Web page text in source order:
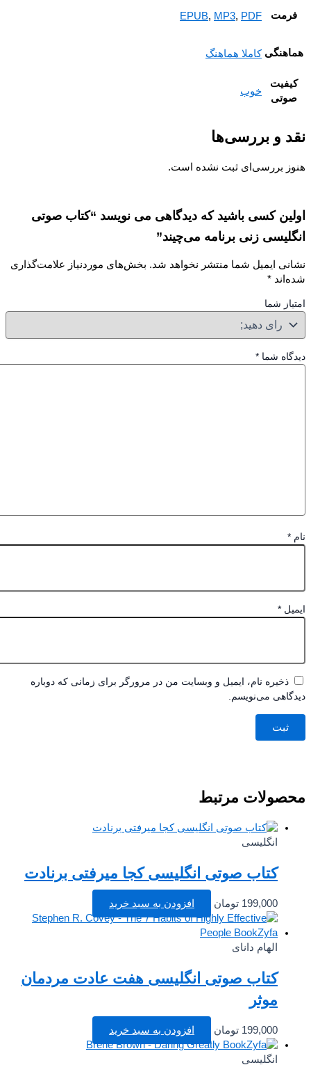
EPUB,MP3,PDF
کاملا هماهنگ
خوب
و بررسی‌ها
بررسی‌ای ثبت نشده است.
کسی باشید که دیدگاهی می نویسد “کتاب صوتی
زنی برنامه می‌چیند”
ایمیل شما منتشر نخواهد شد. بخش‌های موردنیاز علامت‌گذاری
*
شما
شما *
*
ذخیره نام، ایمیل و وبسایت من در مرورگر برای زمانی که دوباره
می‌نویسم.
مرتبط
انگلیسی
کتاب صوتی انگلیسی کجا میرفتی برنادت
199,000 تومان افزودن به سبد خرید
الهام دانای
کتاب صوتی انگلیسی هفت عادت مردمان
موثر
199,000 تومان افزودن به سبد خرید
انگلیسی